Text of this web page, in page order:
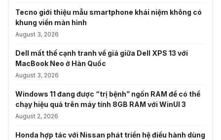
Tecno giới thiệu mẫu smartphone khái niệm không có
khung viền màn hình
August 3, 2026
Dell mất thế cạnh tranh về giá giữa Dell XPS 13 với
MacBook Neo ở Hàn Quốc
August 3, 2026
Windows 11 đang được “trị bệnh” ngốn RAM để có thể
chạy hiệu quả trên máy tính 8GB RAM với WinUI 3
August 2, 2026
Honda hợp tác với Nissan phát triển hệ điều hành dùng